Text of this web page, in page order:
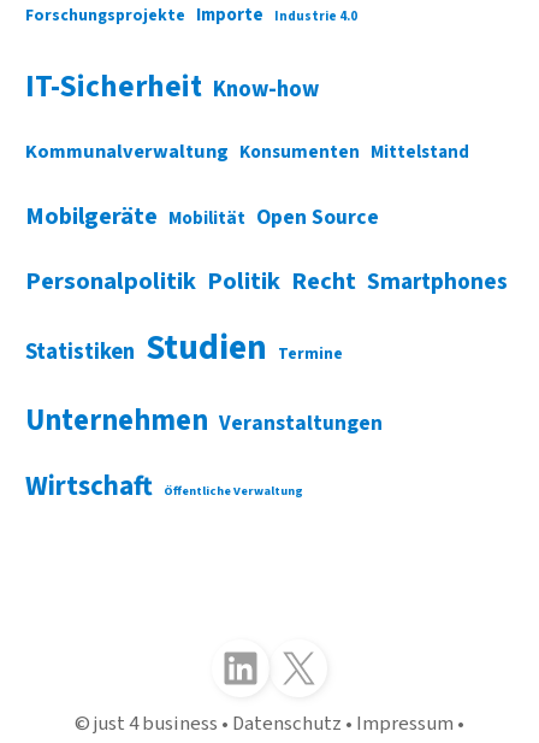
Forschungsprojekte Importe Industrie 4.0
IT-Sicherheit Know-how
Kommunalverwaltung Konsumenten Mittelstand
Mobilgeräte Mobilität Open Source
Personalpolitik Politik Recht Smartphones
Statistiken Studien Termine
Unternehmen Veranstaltungen
Wirtschaft Öffentliche Verwaltung
Folgen Sie uns auf LinkedInFolgen Sie uns auf X (Twitter)
just 4 business Datenschutz Impressum